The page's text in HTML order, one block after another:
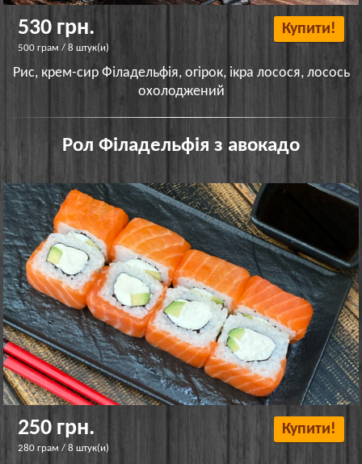
530 грн.
500 грам / 8 штук(и)
Купити!
Рис, крем-сир Філадельфія, огірок, ікра лосося, лосось
охолоджений
Рол Філадельфія з авокадо
250 грн.
280 грам / 8 штук(и)
Купити!